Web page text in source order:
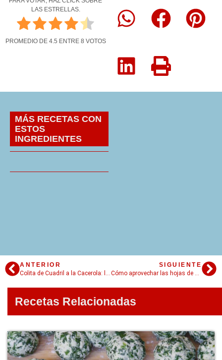
LAS ESTRELLAS.
PROMEDIO DE 4.5 ENTRE 8 VOTOS
MÁS RECETAS CON
ESTOS
INGREDIENTES
ANTERIOR
SIGUIENTE
Recetas Relacionadas